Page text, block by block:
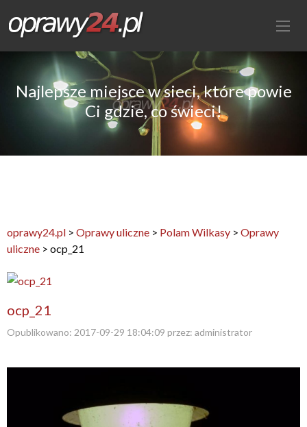
Najlepsze miejsce w sieci, które powie
Ci gdzie, co świeci!
oprawy24.pl > Oprawy uliczne > Polam Wilkasy > Oprawy
uliczne > ocp_21
ocp_21
Opublikowano: 2017-09-29 18:04:09 przez: administrator